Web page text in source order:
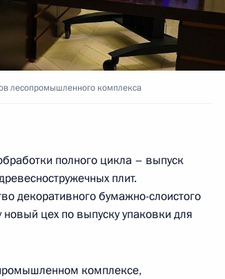
«Россия»
лесопромышленного комплекса
полного цикла – выпуск
плит.
декоративного бумажно-слоистого
цех по выпуску упаковки для
комплексе,